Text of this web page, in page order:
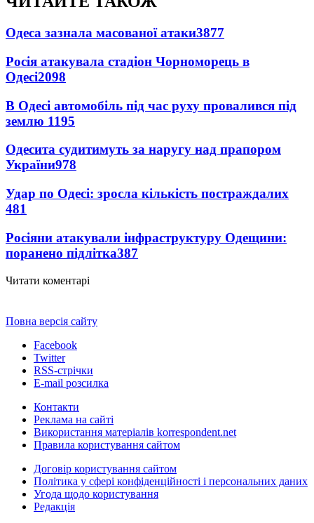
Одеса зазнала масованої атаки3877
Росія атакувала стадіон Чорноморець в
Одесі2098
В Одесі автомобіль під час руху провалився під
землю 1195
Одесита судитимуть за наругу над прапором
України978
Удар по Одесі: зросла кількість постраждалих
481
Росіяни атакували інфраструктуру Одещини:
поранено підлітка387
Читати коментарі
Повна версія сайту
Facebook
Twitter
RSS-стрічки
E-mail розсилка
Контакти
Реклама на сайті
Використання матеріалів korrespondent.net
Правила користування сайтом
Договір користування сайтом
Політика у сфері конфіденційності і персональних даних
Угода щодо користування
Редакція